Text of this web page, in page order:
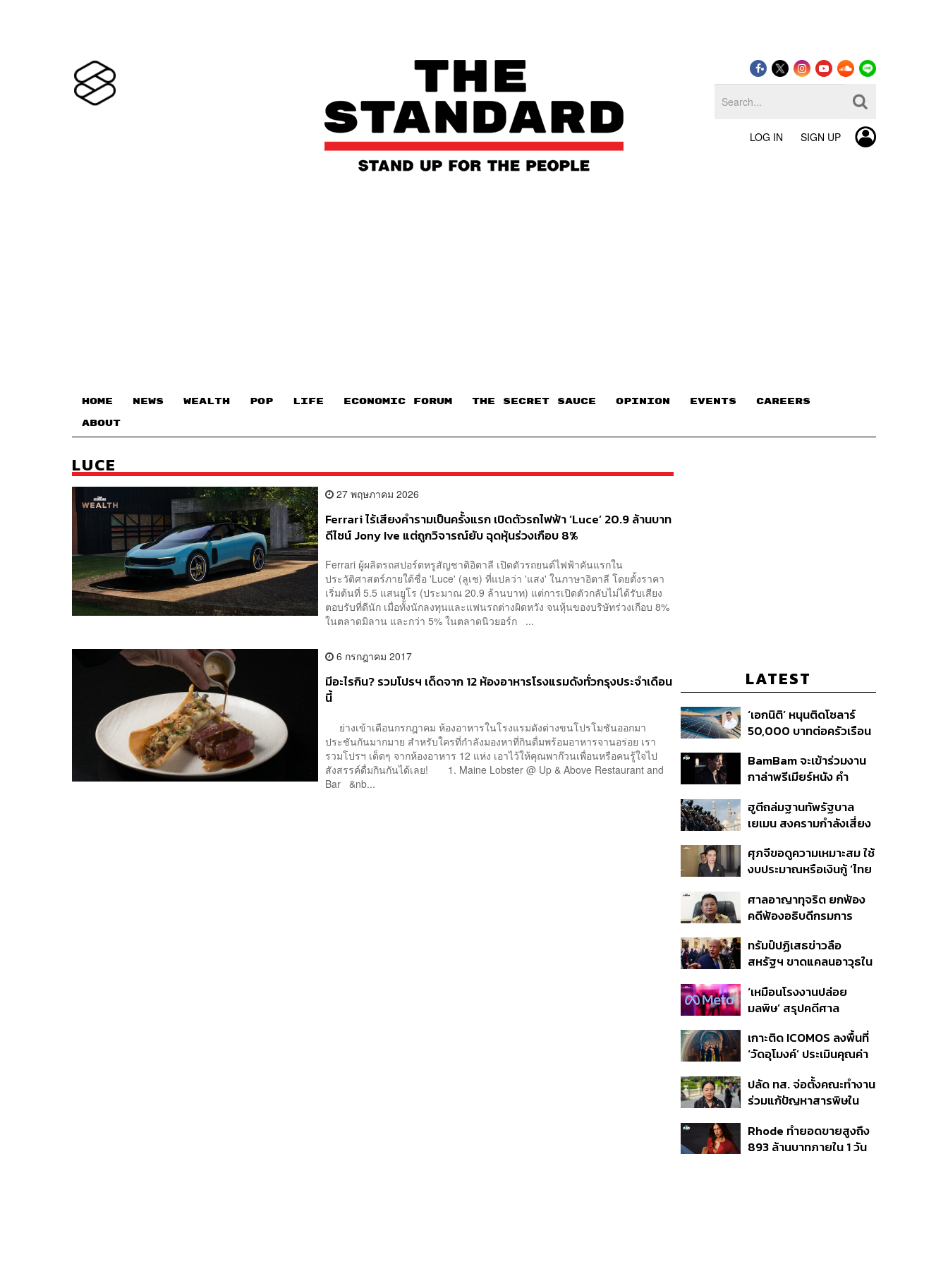
LOG IN SIGN UP
HOME NEWS WEALTH POP LIFE ECONOMIC FORUM THE SECRET SAUCE​ OPINION EVENTS CAREERS
ABOUT
LUCE
27 พฤษภาคม 2026
Ferrari ไร้เสียงคำรามเป็นครั้งแรก เปิดตัวรถไฟฟ้า ‘Luce’ 20.9 ล้านบาท
ดีไซน์ Jony Ive แต่ถูกวิจารณ์ยับ ฉุดหุ้นร่วงเกือบ 8%
Ferrari ผู้ผลิตรถสปอร์ตหรูสัญชาติอิตาลี เปิดตัวรถยนต์ไฟฟ้าคันแรกใน
ประวัติศาสตร์ภายใต้ชื่อ 'Luce' (ลูเช) ที่แปลว่า 'แสง' ในภาษาอิตาลี โดยตั้งราคา
เริ่มต้นที่ 5.5 แสนยูโร (ประมาณ 20.9 ล้านบาท) แต่การเปิดตัวกลับไม่ได้รับเสียง
ตอบรับที่ดีนัก เมื่อทั้งนักลงทุนและแฟนรถต่างผิดหวัง จนหุ้นของบริษัทร่วงเกือบ 8%
ในตลาดมิลาน และกว่า 5% ในตลาดนิวยอร์ก ...
6 กรกฎาคม 2017
มีอะไรกิน? รวมโปรฯ เด็ดจาก 12 ห้องอาหารโรงแรมดังทั่วกรุงประจำเดือน
นี้
ย่างเข้าเดือนกรกฎาคม ห้องอาหารในโรงแรมดังต่างขนโปรโมชันออกมา
ประชันกันมากมาย สำหรับใครที่กำลังมองหาที่กินดื่มพร้อมอาหารจานอร่อย เรา
รวมโปรฯ เด็ดๆ จากห้องอาหาร 12 แห่ง เอาไว้ให้คุณพาก๊วนเพื่อนหรือคนรู้ใจไป
สังสรรค์ดื่มกินกันได้เลย! 1. Maine Lobster @ Up & Above Restaurant and
Bar &nb...
LATEST
‘เอกนิติ’ หนุนติดโซลาร์
50,000 บาทต่อครัวเรือน
ปล่อยกู้ดอกเบี้ยต่ำ เร่ง
ออกโครงการภายใน 1
BamBam จะเข้าร่วมงาน
กาล่าพรีเมียร์หนัง คำ
ฮูตีถล่มฐานทัพรัฐบาล
เยเมน สงครามกำลังเสี่ยง
ศุภจีขอดูความเหมาะสม ใช้
งบประมาณหรือเงินกู้ ‘ไทย
‘ไทยช่วยไทยพลัส เฟส 2’
ไม่จำเป็นต้องออกพร้อมกัน
ศาลอาญาทุจริต ยกฟ้อง
คดีฟ้องอธิบดีกรมการ
จังหวัดภูเก็ต’ ชอบด้วยขั้น
ตอน
ทรัมป์ปฏิเสธข่าวลือ
สหรัฐฯ ขาดแคลนอาวุธใน
เผยกำลังล่าตัวคนปล่อย
ข่าว
‘เหมือนโรงงานปล่อย
มลพิษ’ สรุปคดีศาล
กระทบสุขภาพจิตเด็ก คุม
เข้ม AI Chatbot
เกาะติด ICOMOS ลงพื้นที่
‘วัดอุโมงค์’ ประเมินคุณค่า
มรดกโลกปี 2570
ปลัด ทส. จ่อตั้งคณะทำงาน
ร่วมแก้ปัญหาสารพิษใน
เมียนมา เล็งเริ่มถกนัดแรก
ส.ค.นี้
Rhode ทำยอดขายสูงถึง
893 ล้านบาทภายใน 1 วัน